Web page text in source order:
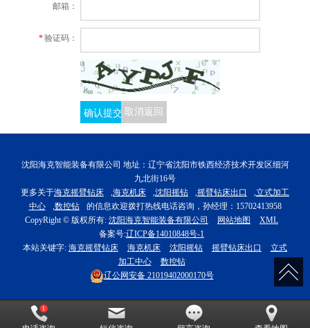
邮箱：
*验证码：
确认提交 取消返回
沈阳海克智能装备有限公司 地址：辽宁省沈阳市铁西经济技术开发区细河
九北街16号
更多关于海克摇臂钻床 ,海克机床 ,沈阳摇钻 ,摇臂钻床出口 ,立式加工
中心
,数控钻
的信息欢迎拨打热线电话咨询，孙经理：15702413958
CopyRight © 版权所有: 沈阳海克智能装备有限公司 网站地图
XML
备案号:辽ICP备14010848号-1
本站关键字: 海克摇臂钻床 海克机床 沈阳摇钻 摇臂钻床出口
立式
加工中心
数控钻
辽公网安备21019402000170号